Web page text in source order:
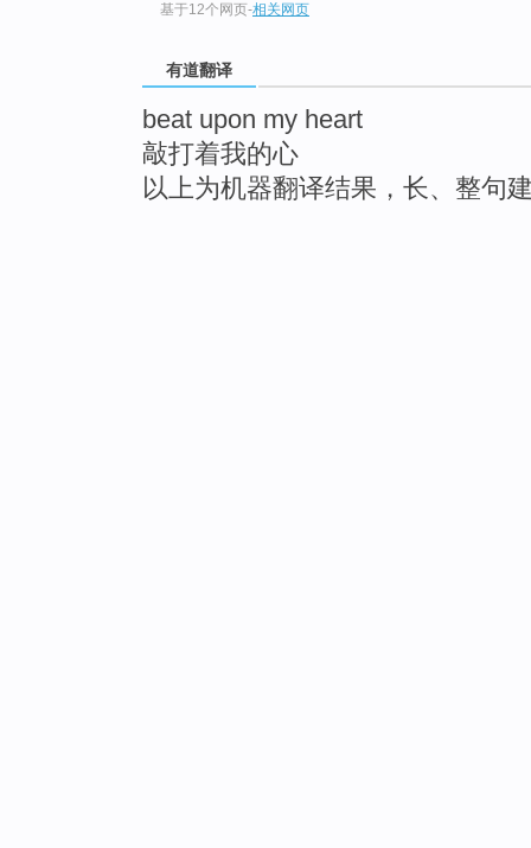
基于12个网页-相关网页
有道翻译
beat upon my heart
敲打着我的心
以上为机器翻译结果，长、整句